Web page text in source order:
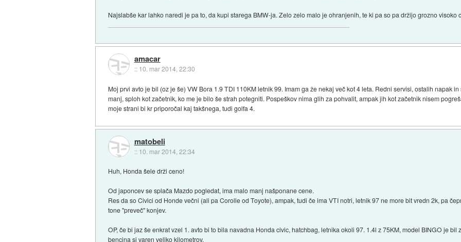
Najslabše kar lahko naredi je pa to, da kupi starega BMW-ja. Zelo zelo malo je ohranjenih, te ki pa so pa držijo grozno visoko
amacar
:: 10. mar 2014, 22:30
Moj prvi avto je bil (oz je še) VW Bora 1.9 TDI 110KM letnik 99. Imam ga že nekaj več kot 4 leta. Redni servisi, ostalih napak
manj, sploh kot začetnik, ko me je bilo še strah potegniti. Pospeškov nima glih za pohvalit, ampak jih kot začetnik nisem
moje strani bi kr priporočal kaj takšnega, tudi golfa 4.
matobeli
:: 10. mar 2014, 22:34
Huh, Honda šele drži ceno!
Od japoncev se splača Mazdo pogledat, ima malo manj našponane cene.
Res da so Civici od Honde večni (ali pa Corolle od Toyote), ampak, tudi če ima VTI notri, letnik 97 ne more bit vredn 2k, pa
tone "preveč" konjev.
OP, če bi jaz še enkrat vzel 1. avto bi to bila navadna Honda civic, hatchbag, letnika okoli 97. 1.4l z 75KM, model BINGO je
bencina si varen veliko kilometrov.